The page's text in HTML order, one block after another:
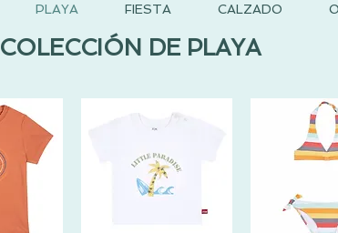
PLAYA FIESTA CALZADO
COLECCIÓN DE PLAYA